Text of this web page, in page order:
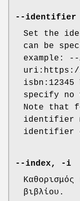
--identifier
Set the
can be
example:
uri:https://
specify no
Note that
identifier
identifier
--index, -i
βιβλίου.